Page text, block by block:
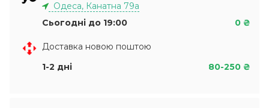
Одеса, Канатна 79а
Сьогодні до 19:00
0 ₴
Доставка новою поштою
1-2 дні
80-250 ₴